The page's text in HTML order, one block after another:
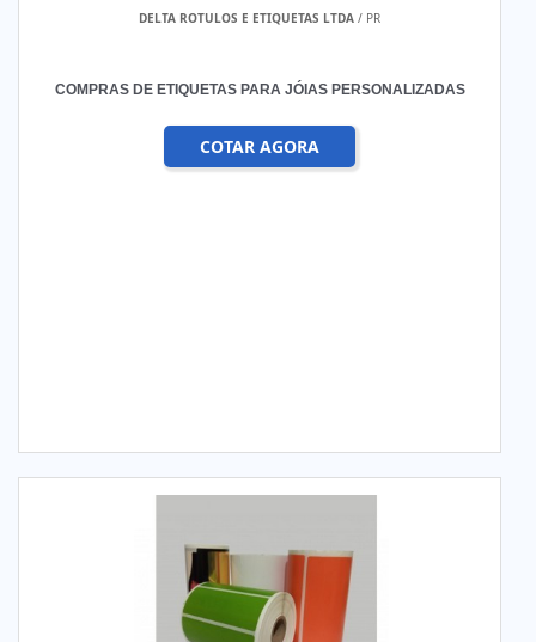
DELTA ROTULOS E ETIQUETAS LTDA / PR
COMPRAS DE ETIQUETAS PARA JÓIAS PERSONALIZADAS
COTAR AGORA